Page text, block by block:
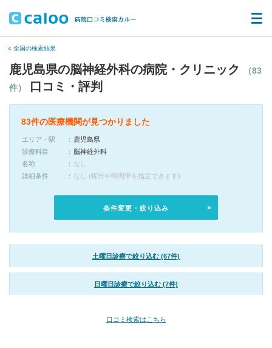
« 全国の検索結果
鹿児島県の脳神経外科の病院・クリニック
（83
件）
口コミ・評判
83件の医療機関が見つかりました
エリア・駅
鹿児島県
診療科目
脳神経外科
名称
なし
詳細条件
なし (曜日や時間帯を指定できます)
条件変更・絞り込み
土曜日診療で絞り込む (67件)
日曜日診療で絞り込む (7件)
口コミ検索はこちら